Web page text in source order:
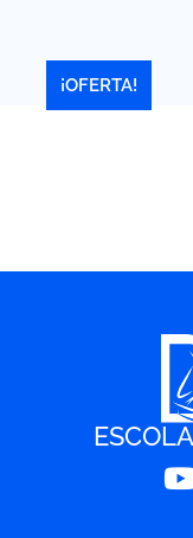
¡OFERTA!